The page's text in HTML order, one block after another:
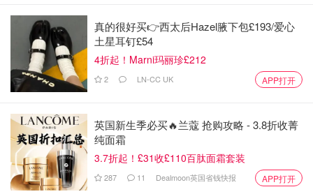
真的很好买👉西太后Hazel腋下包£193/爱心
土星耳钉£54
4折起！Marni玛丽珍£212
2 LN-CC UK APP打开
英国新生季必买🔥兰蔻 抢购攻略 - 3.8折收菁
纯面霜
3.7折起！£31收£110百肽面霜套装
287 11 Dealmoon英国省钱快报 APP打开